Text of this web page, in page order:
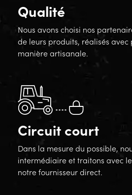
Qualité
Nous avons choisi nos
de leurs produits, réalisés avec
manière artisanale.
Circuit court
Dans la mesure du possible,
intermédiaire et traitons avec
notre fournisseur direct.